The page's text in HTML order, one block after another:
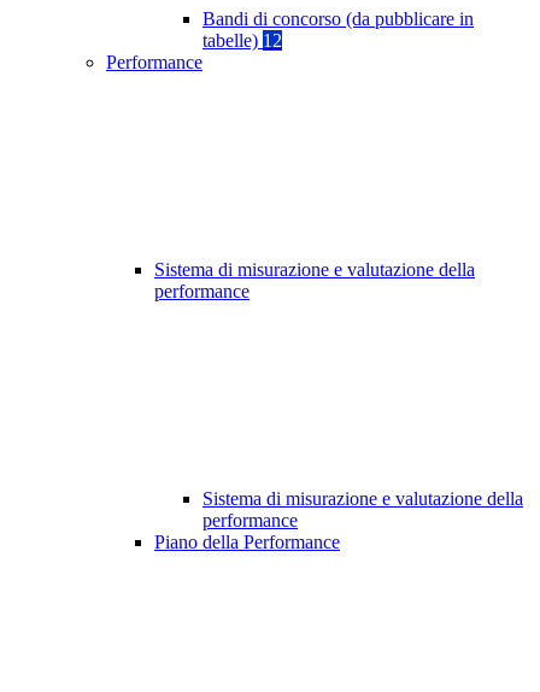
Bandi di concorso (da pubblicare in
tabelle) 12
Performance
Sistema di misurazione e valutazione della
performance
Sistema di misurazione e valutazione della
performance
Piano della Performance